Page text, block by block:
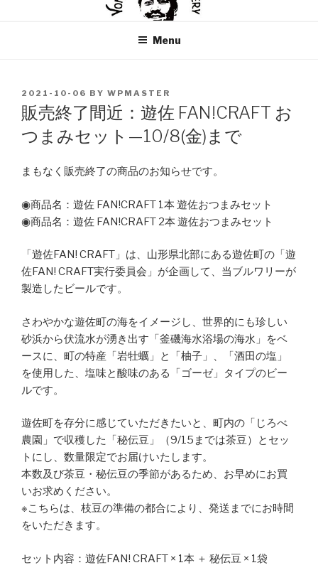
米沢ジャックスブルワリー
YONEZAWA JACKS BREWERY
Menu
POSTED
ON
2021-10-06 BY WPMASTER
販売終了間近：遊佐 FAN!CRAFT お
つまみセット—10/8(金)まで
まもなく販売終了の商品のお知らせです。
◉商品名：遊佐 FAN!CRAFT 1本 遊佐おつまみセット
◉商品名：遊佐 FAN!CRAFT 2本 遊佐おつまみセット
「遊佐FAN! CRAFT」は、山形県北部にある遊佐町の「遊
佐FAN! CRAFT実行委員会」が企画して、当ブルワリーが
製造したビールです。
さわやかな遊佐町の海をイメージし、世界的にも珍しい
砂浜から伏流水が湧き出す「釜磯海水浴場の海水」をベ
ースに、町の特産「岩牡蠣」と「柚子」、「酒田の塩」
を使用した、塩味と酸味のある「ゴーゼ」タイプのビー
ルです。
遊佐町を存分に感じていただきたいと、町内の「じろべ
農園」で収穫した「秘伝豆」（9/15までは茶豆）とセッ
トにし、数量限定でお届けいたします。
本数及び茶豆・秘伝豆の季節があるため、お早めにお買
いお求めください。
※こちらは、枝豆の準備の都合により、発送までにお時間
をいただきます。
セット内容：遊佐FAN! CRAFT × 1本 ＋ 秘伝豆 × 1袋